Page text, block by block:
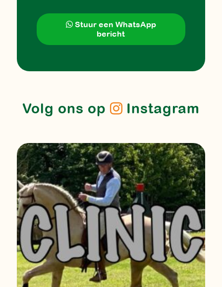
Stuur een WhatsApp
bericht
Volg ons op Instagram